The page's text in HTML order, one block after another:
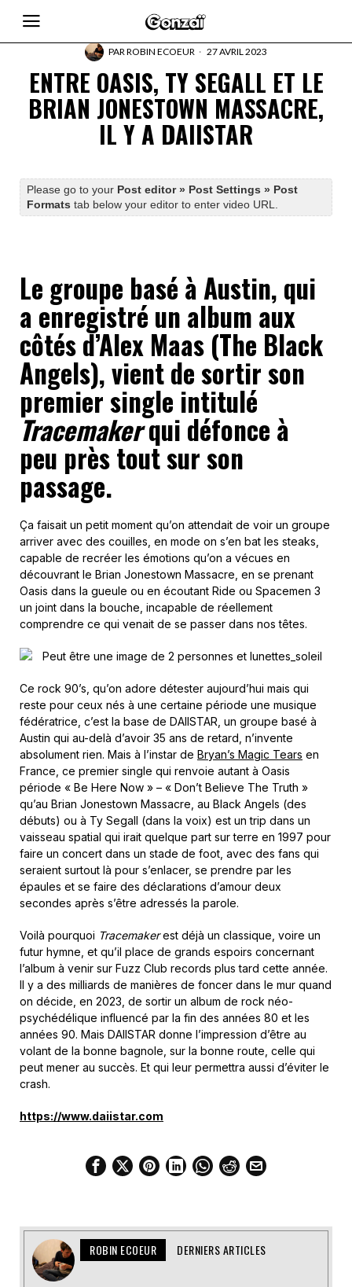
PARROBIN ECOEUR 27 AVRIL 2023
ENTRE OASIS, TY SEGALL ET LE
BRIAN JONESTOWN MASSACRE,
IL Y A DAIISTAR
Please go to your Post editor » Post Settings » Post
Formats tab below your editor to enter video URL.
Le groupe basé à Austin, qui
a enregistré un album aux
côtés d’Alex Maas (The Black
Angels), vient de sortir son
premier single intitulé
Tracemakerqui défonce à
peu près tout sur son
passage.
Ça faisait un petit moment qu’on attendait de voir un groupe
arriver avec des couilles, en mode on s’en bat les steaks,
capable de recréer les émotions qu’on a vécues en
découvrant le Brian Jonestown Massacre, en se prenant
Oasis dans la gueule ou en écoutant Ride ou Spacemen 3
un joint dans la bouche, incapable de réellement
comprendre ce qui venait de se passer dans nos têtes.
Ce rock 90’s, qu’on adore détester aujourd’hui mais qui
reste pour ceux nés à une certaine période une musique
fédératrice, c’est la base de DAIISTAR, un groupe basé à
Austin qui au-delà d’avoir 35 ans de retard, n’invente
absolument rien. Mais à l’instar de Bryan’s Magic Tears en
France, ce premier single qui renvoie autant à Oasis
période « Be Here Now » – « Don’t Believe The Truth »
qu’au Brian Jonestown Massacre, au Black Angels (des
débuts) ou à Ty Segall (dans la voix) est un trip dans un
vaisseau spatial qui irait quelque part sur terre en 1997 pour
faire un concert dans un stade de foot, avec des fans qui
seraient surtout là pour s’enlacer, se prendre par les
épaules et se faire des déclarations d’amour deux
secondes après s’être adressés la parole.
Voilà pourquoi Tracemakerest déjà un classique, voire un
futur hymne, et qu’il place de grands espoirs concernant
l’album à venir sur Fuzz Club records plus tard cette année.
Il y a des milliards de manières de foncer dans le mur quand
on décide, en 2023, de sortir un album de rock néo-
psychédélique influencé par la fin des années 80 et les
années 90. Mais DAIISTAR donne l’impression d’être au
volant de la bonne bagnole, sur la bonne route, celle qui
peut mener au succès. Et qui leur permettra aussi d’éviter le
crash.
https://www.daiistar.com
ROBIN ECOEUR DERNIERS ARTICLES